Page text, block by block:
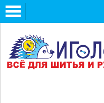
Toggle
navigation